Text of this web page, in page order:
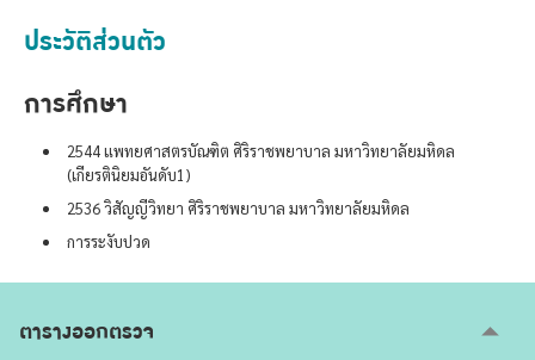
ประวัติส่วนตัว
การศึกษา
2544 แพทยศาสตรบัณฑิต ศิริราชพยาบาล มหาวิทยาลัยมหิดล
(เกียรตินิยมอันดับ1)
2536 วิสัญญีวิทยา ศิริราชพยาบาล มหาวิทยาลัยมหิดล
การระงับปวด
ตารางออกตรวจ